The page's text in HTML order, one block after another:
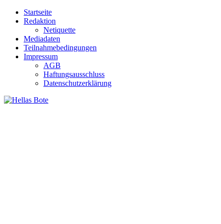
Zum
Inhalt
Startseite
Redaktion
Netiquette
Mediadaten
Teilnahmebedingungen
Impressum
AGB
Haftungsausschluss
Datenschutzerklärung